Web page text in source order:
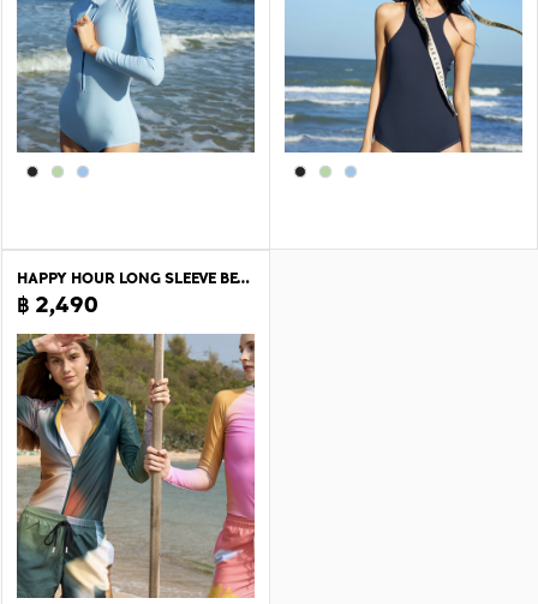
HAPPY HOUR LONG SLEEVE BEACH TOP
฿ 2,490